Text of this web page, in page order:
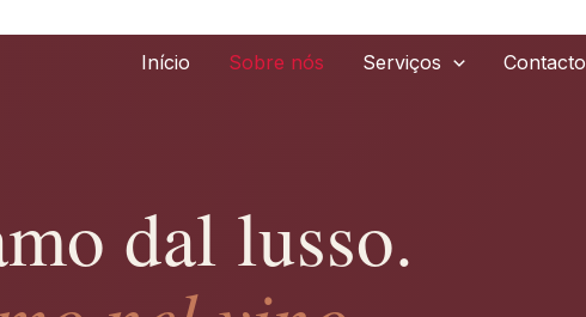
Início Sobre nós Serviços Contacto
dal lusso.